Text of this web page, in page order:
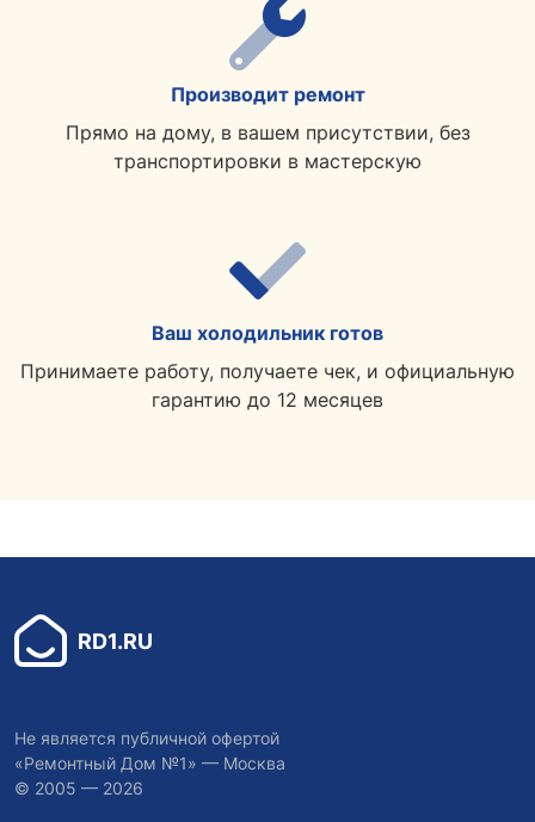
Производит ремонт
Прямо на дому, в вашем присутствии, без
транспортировки в мастерскую
Ваш холодильник готов
Принимаете работу, получаете чек, и официальную
гарантию до 12 месяцев
RD1.RU
Не является публичной офертой
«Ремонтный Дом №1» — Москва
© 2005 — 2026